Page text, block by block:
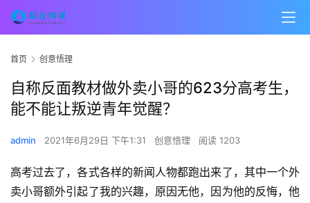
首页 创意悟理
自称反面教材做外卖小哥的623分高考生，
能不能让叛逆青年觉醒？
admin 2021年6月29日 下午1:31 创意悟理 阅读 1203
高考过去了，各式各样的新闻人物都跑出来了，其中一个外
卖小哥额外引起了我的兴趣，原因无他，因为他的反悔，他